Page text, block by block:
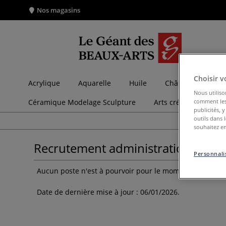
Nos magasins
Acrylique Aquarelle Huile Châssis et toiles
Céramique Modelage Sculpture
Arts créatifs
Recrutement administration
Aucun poste n'est à pourvoir pour le moment au
Date de dernière mise à jour : 06/01/2026.
Choisir
Nous
comment
publicités, y
outils dans
souhaitez